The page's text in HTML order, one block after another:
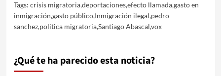
Tags: crisis migratoria,deportaciones,efecto llamada,gasto en
inmigración,gasto público,Inmigración ilegal,pedro
sanchez,politica migratoria,Santiago Abascal,vox
¿Qué te ha parecido esta noticia?